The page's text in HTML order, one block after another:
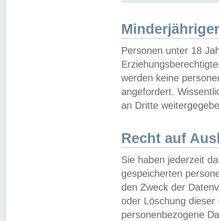
Personen unter 18
werden keine
angefordert.
an Dritte
Recht auf
Sie haben jederzeit
gespeicherten
den Zweck der
oder Löschung
personenbezogene